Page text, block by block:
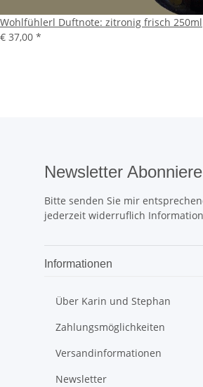
Wohlfühlerl Duftnote: zitronig frisch 250ml
€ 37,00 *
Newsletter
Bitte senden Sie mir
jederzeit widerruflich
Informationen
Über Karin und Stephan
Zahlungsmöglichkeiten
Versandinformationen
Newsletter